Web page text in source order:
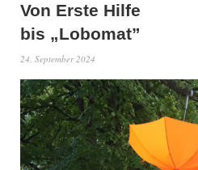
Von Erste Hilfe
bis „Lobomat”
24. September 2024